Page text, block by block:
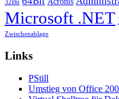
32Bit
Microsoft .NET
Zwischenablage
Links
PStill
Umstieg von Office